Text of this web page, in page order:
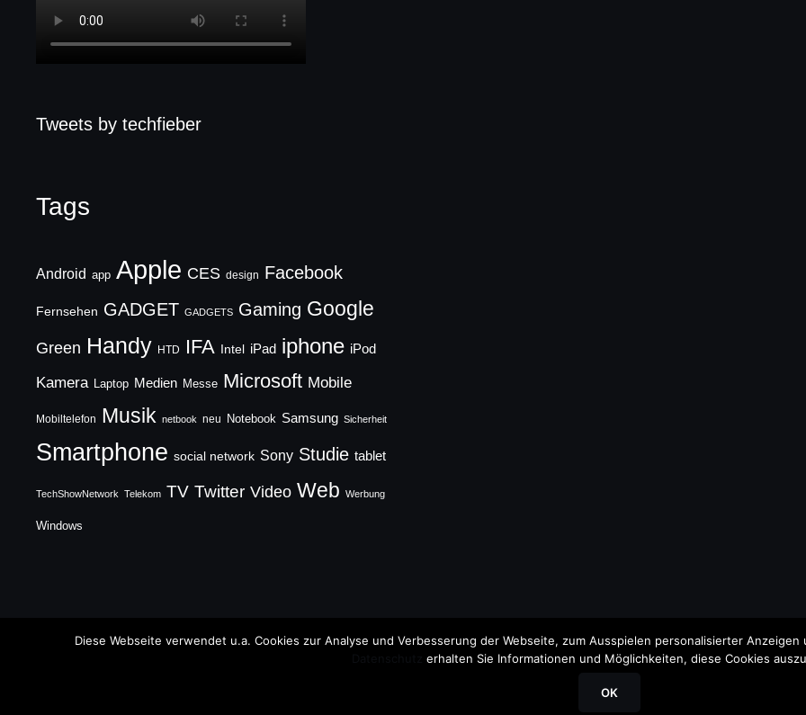
Tweets by techfieber
Tags
Android app Apple CES design Facebook
Fernsehen GADGET GADGETS Gaming Google
Green Handy HTD IFA Intel iPad iphone iPod
Kamera Laptop Medien Messe Microsoft Mobile
Mobiltelefon Musik netbook neu Notebook Samsung Sicherheit
Smartphone social network Sony Studie tablet
TechShowNetwork Telekom TV Twitter Video Web Werbung
Windows
Copyright © 2026 TechFieber Blog
Diese Webseite verwendet u.a. Cookies zur Analyse und Verbesserung der Webseite, zum Ausspielen personalisierter
erhalten Sie Informationen und Möglichkeiten, diese Cookies
OK